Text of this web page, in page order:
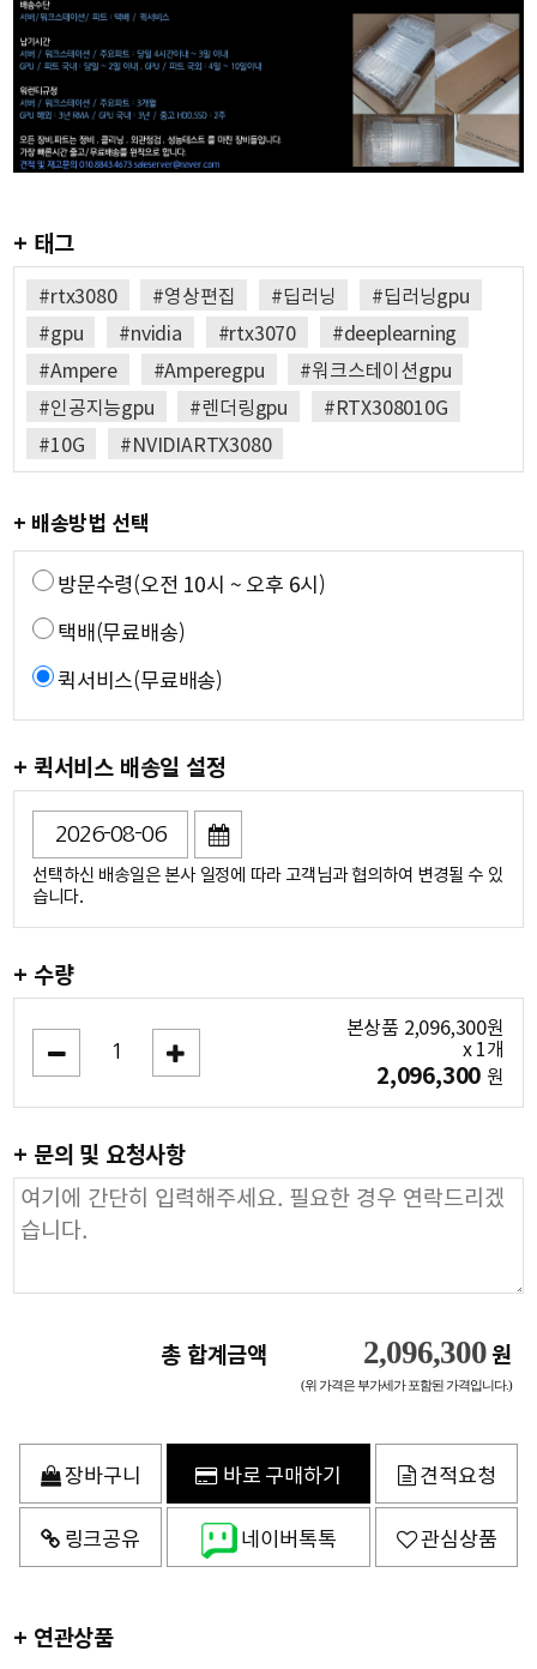
+ 태그
#rtx3080 #영상편집 #딥러닝
#딥러닝gpu
#gpu
#nvidia #rtx3070
#deeplearning
#Ampere
#Amperegpu
#워크스테이션gpu
#인공지능gpu
#렌더링gpu
#RTX308010G
#10G
#NVIDIARTX3080
+ 배송방법 선택
방문수령(오전 10시 ~ 오후 6시)
택배(무료배송)
퀵서비스(무료배송)
+ 퀵서비스 배송일 설정
선택하신 배송일은 본사 일정에 따라 고객님과 협의하여 변경될 수 있
습니다.
+ 수량
본상품 2,096,300원
x 1 개
2,096,300 원
+ 문의 및 요청사항
총 합계금액 2,096,300 원
(위 가격은 부가세가 포함된 가격입니다.)
장바구니 바로 구매하기 견적요청
링크공유 네이버톡톡 관심상품
+ 연관상품